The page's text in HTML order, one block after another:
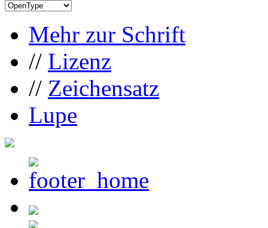
Mehr zur Schrift
// Lizenz
// Zeichensatz
Lupe